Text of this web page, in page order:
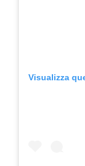
Visualizza